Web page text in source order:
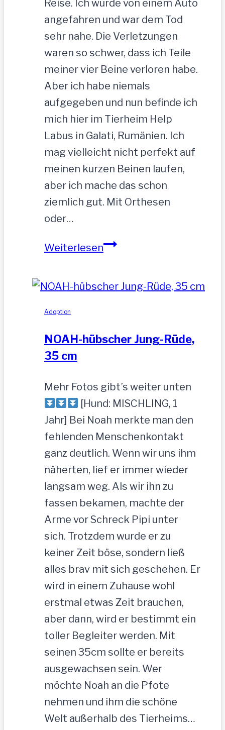
Reise. Ich wurde von einem Auto
angefahren und war dem Tod
sehr nahe. Die Verletzungen
waren so schwer, dass ich Teile
meiner vier Beine verloren habe.
Aber ich habe niemals
aufgegeben und nun befinde ich
mich hier im Tierheim Help
Labus in Galati, Rumänien. Ich
mag vielleicht nicht perfekt auf
meinen kurzen Beinen laufen,
aber ich mache das schon
ziemlich gut. Mit Orthesen
oder…
WeiterlesenSandu
gesucht
Adoption
NOAH-hübscher Jung-Rüde,
35 cm
Mehr Fotos gibt’s weiter unten
[Hund: MISCHLING, 1
Jahr] Bei Noah merkte man den
fehlenden Menschenkontakt
ganz deutlich. Wenn wir uns ihm
näherten, lief er immer wieder
langsam weg. Als wir ihn zu
fassen bekamen, machte der
Arme vor Schreck Pipi unter
sich. Trotzdem wurde er zu
keiner Zeit böse, sondern ließ
alles brav mit sich geschehen. Er
wird in einem Zuhause wohl
erstmal etwas Zeit brauchen,
aber dann, wird er bestimmt ein
toller Begleiter werden. Mit
seinen 35cm sollte er bereits
ausgewachsen sein. Wer
möchte Noah an die Pfote
nehmen und ihm die schöne
Welt außerhalb des Tierheims…